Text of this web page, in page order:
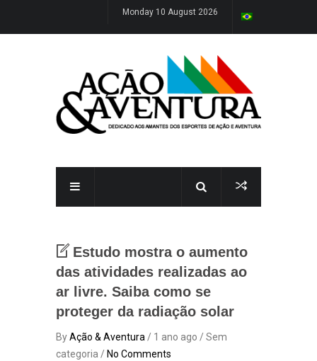
Monday 10 August 2026
Estudo mostra o aumento
das atividades realizadas ao
ar livre. Saiba como se
proteger da radiação solar
ByAção & Aventura / 1 ano ago / Sem
categoria / No Comments